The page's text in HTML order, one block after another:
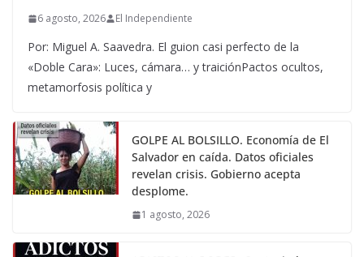
6 agosto, 2026 El Independiente
Por: Miguel A. Saavedra. El guion casi perfecto de la
«Doble Cara»: Luces, cámara… y traiciónPactos ocultos,
metamorfosis política y
GOLPE AL BOLSILLO. Economía de El
Salvador en caída. Datos oficiales
revelan crisis. Gobierno acepta
desplome.
1 agosto, 2026